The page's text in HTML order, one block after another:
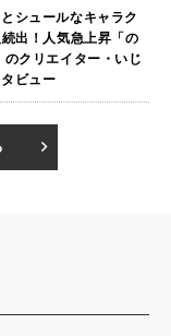
シュールなキャラク
出！人気急上昇「の
クリエイター・いじ
ビュー